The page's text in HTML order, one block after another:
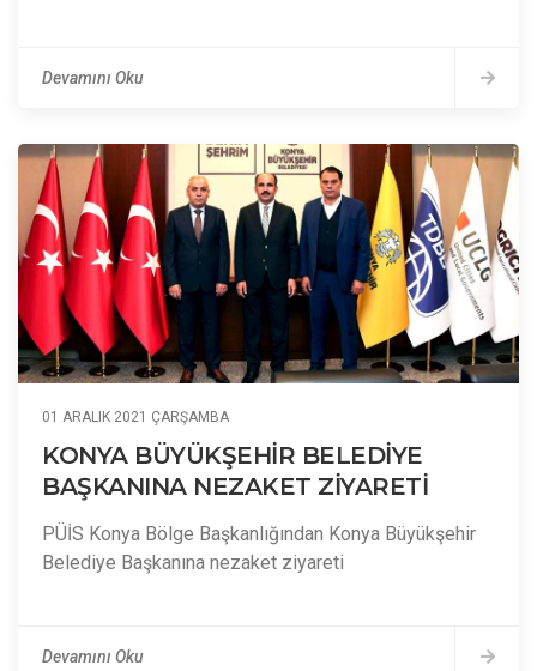
Devamını Oku
01 ARALIK 2021 ÇARŞAMBA
KONYA BÜYÜKŞEHİR BELEDİYE
BAŞKANINA NEZAKET ZİYARETİ
PÜİS Konya Bölge Başkanlığından Konya Büyükşehir
Belediye Başkanına nezaket ziyareti
Devamını Oku